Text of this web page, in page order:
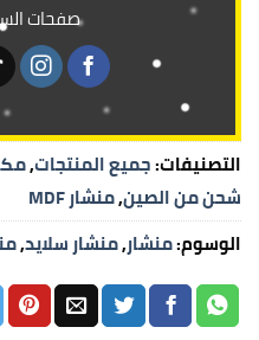
صفحات
التصنيفات:جميع المنتجات,
شحن من الصين,منشار MDF
الوسوم:منشار,منشار سلايد,